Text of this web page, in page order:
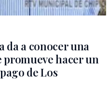
da a conocer una
hacer un
de Los